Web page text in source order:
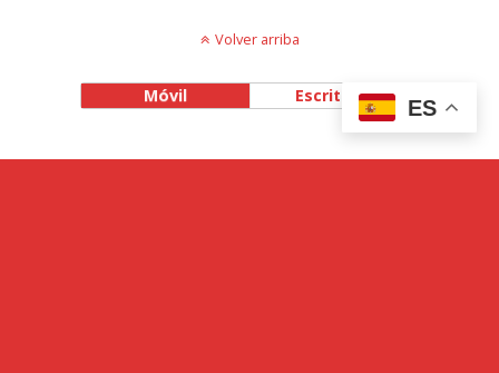
Volver arriba
Móvil Escritorio
ES